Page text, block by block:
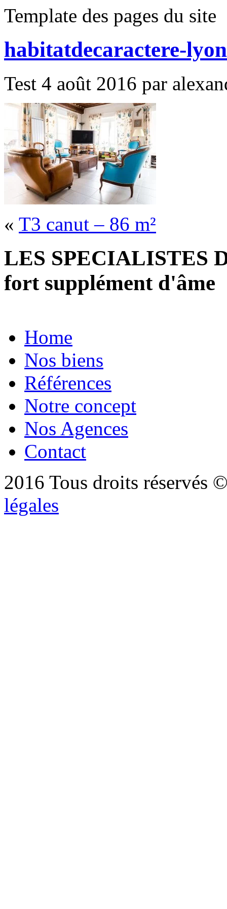
Template des pages du site
habitatdecaractere-
Test 4 août 2016 par
« T3 canut – 86 m²
LES SPECIALISTES
fort supplément d'âme
Home
Nos biens
Références
Notre concept
Nos Agences
Contact
2016 Tous droits réservés
légales